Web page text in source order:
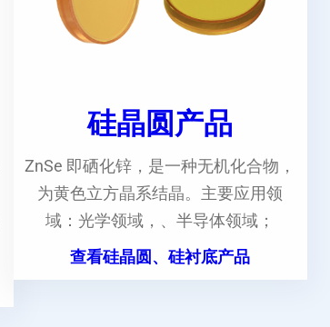
硅晶圆产品
ZnSe 即硒化锌，是一种无机化合物，
为黄色立方晶系结晶。主要应用领
域：光学领域，、半导体领域；
查看硅晶圆、硅衬底产品